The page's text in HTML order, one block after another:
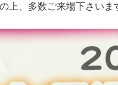
上、多数ご来場下さいま